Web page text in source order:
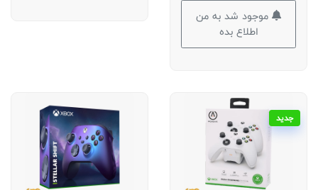
موجود شد به من
اطلاع بده
جدید